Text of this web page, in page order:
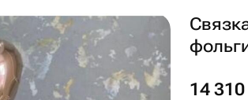
14 310